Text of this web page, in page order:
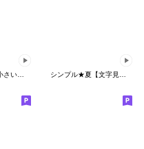
シンプル★動く小さいスタンプ3 シンプル★夏【文字見やすい】